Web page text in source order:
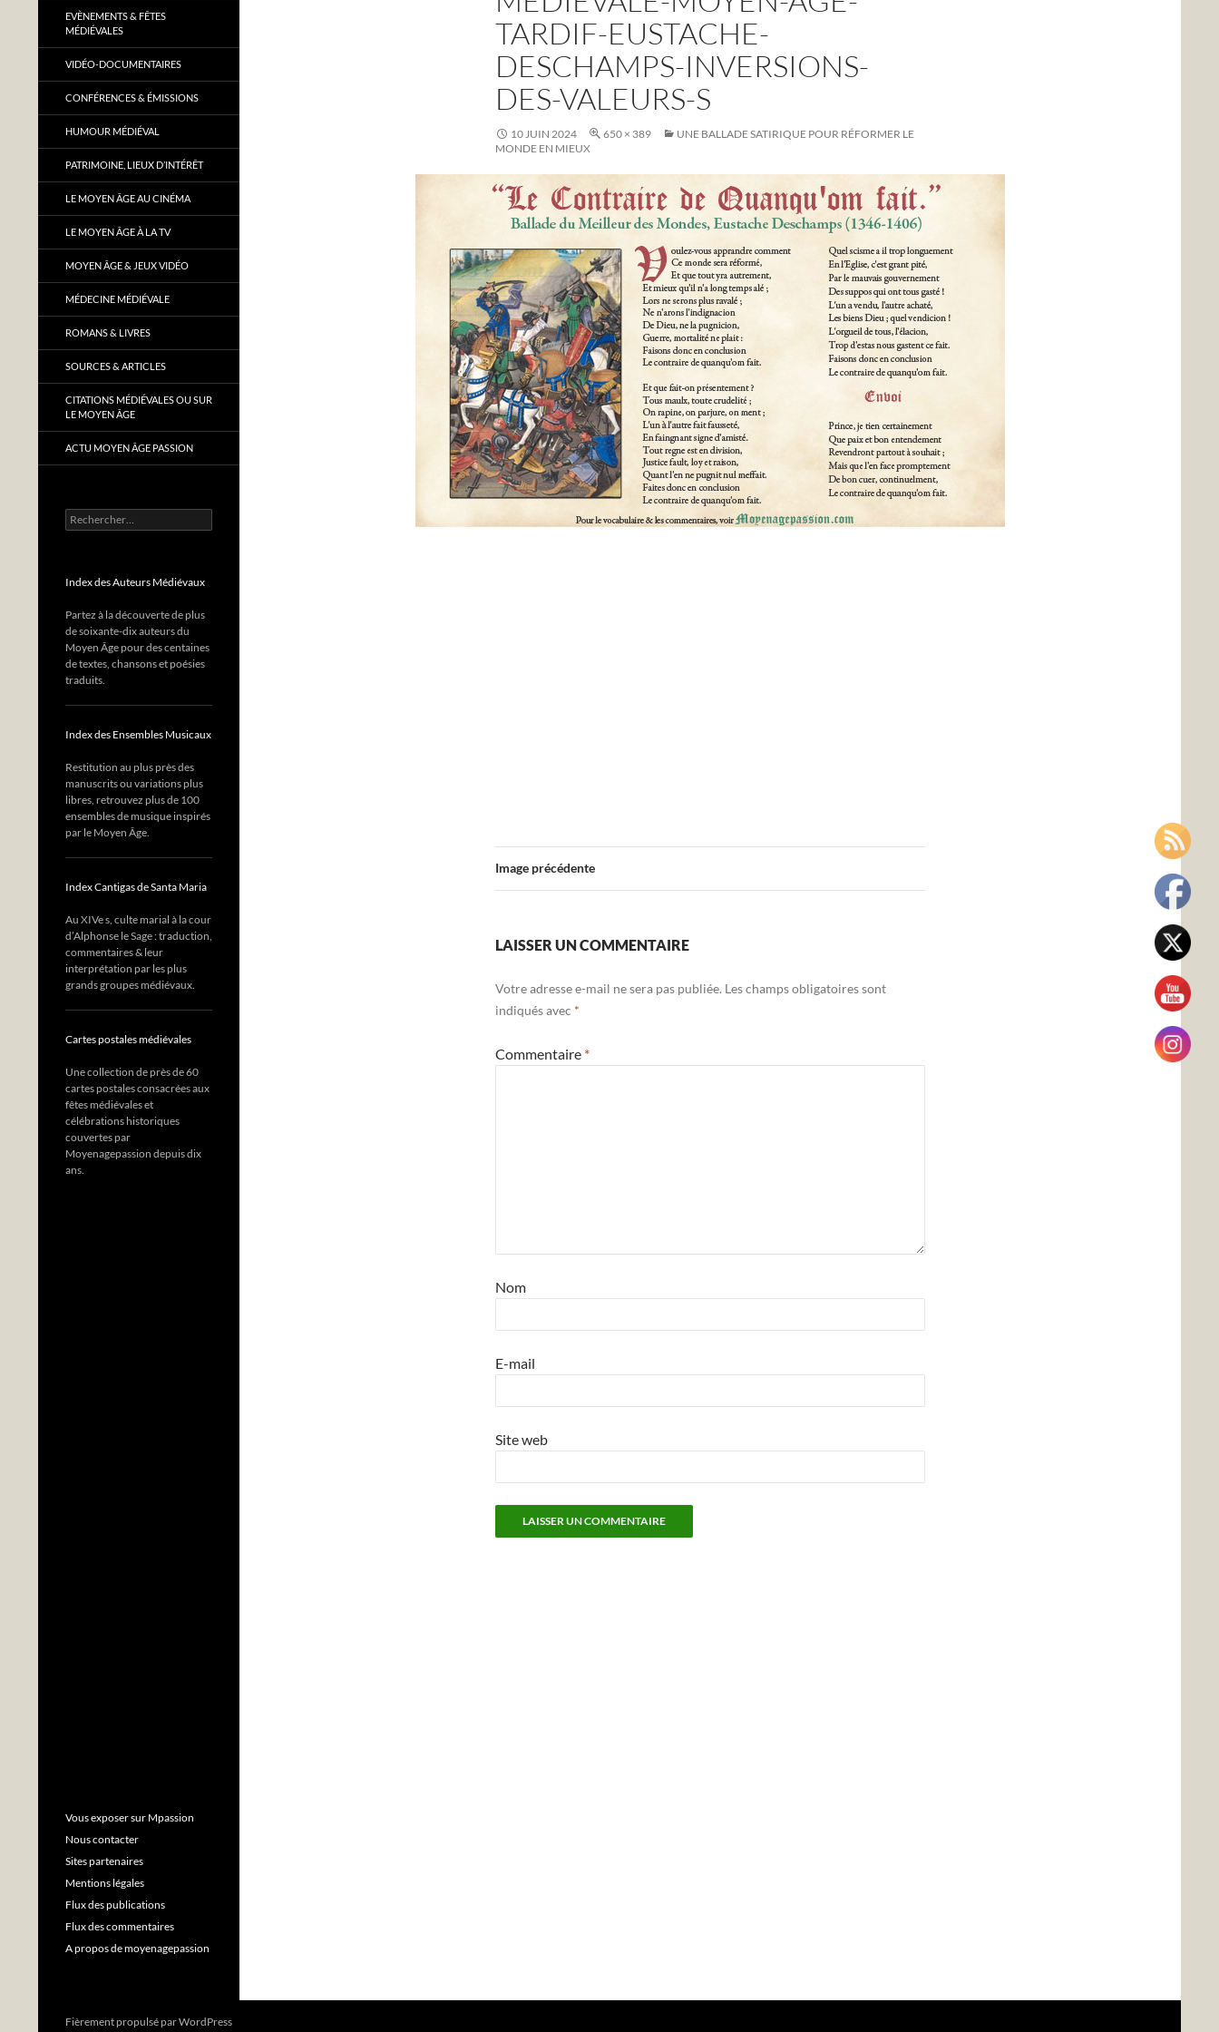
TARDIF-EUSTACHE-
DESCHAMPS-INVERSIONS-
DES-VALEURS-S
10 JUIN 2024 650 × 389
UNE BALLADE SATIRIQUE POUR RÉFORMER LE
MONDE EN MIEUX
Image précédente
LAISSER UN COMMENTAIRE
Votre adresse e-mail ne sera pas publiée. Les champs obligatoires sont
indiqués avec *
Commentaire *
Nom
E-mail
Site web
EVÈNEMENTS & FÊTES
MÉDIÉVALES
VIDÉO-DOCUMENTAIRES
CONFÉRENCES & ÉMISSIONS
HUMOUR MÉDIÉVAL
PATRIMOINE, LIEUX D’INTÉRÊT
LE MOYEN ÂGE AU CINÉMA
LE MOYEN ÂGE À LA TV
MOYEN ÂGE & JEUX VIDÉO
MÉDECINE MÉDIÉVALE
ROMANS & LIVRES
SOURCES & ARTICLES
CITATIONS MÉDIÉVALES OU SUR
LE MOYEN ÂGE
ACTU MOYEN ÂGE PASSION
Rechercher :
Index des Auteurs Médiévaux
Partez à la découverte de plus
de soixante-dix auteurs du
Moyen Âge pour des centaines
de textes, chansons et poésies
traduits.
Index des Ensembles Musicaux
Restitution au plus près des
manuscrits ou variations plus
libres, retrouvez plus de 100
ensembles de musique inspirés
par le Moyen Âge.
Index Cantigas de Santa Maria
Au XIVe s, culte marial à la cour
d’Alphonse le Sage : traduction,
commentaires & leur
interprétation par les plus
grands groupes médiévaux.
Cartes postales médiévales
Une collection de près de 60
cartes postales consacrées aux
fêtes médiévales et
célébrations historiques
couvertes par
Moyenagepassion depuis dix
ans.
Vous exposer sur Mpassion
Nous contacter
Sites partenaires
Mentions légales
Flux des publications
Flux des commentaires
A propos de moyenagepassion
Fièrement propulsé par WordPress